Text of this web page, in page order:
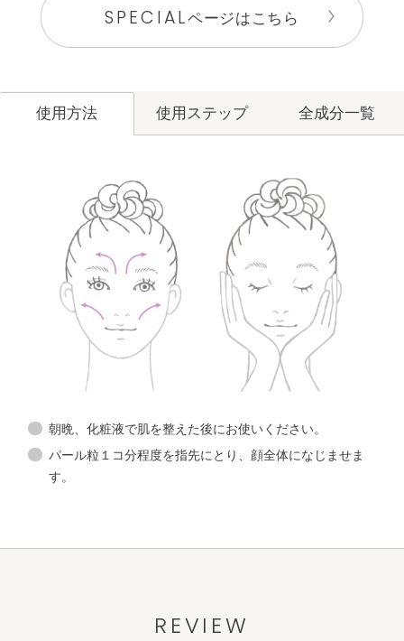
SPECIALページはこちら
使用方法
朝晩、化粧液で肌を整えた後にお使いください。
パール粒１コ分程度を指先にとり、顔全体になじませま
す。
使用ステップ
洗顔料
角層ケア 化粧水
化粧液
メイク落とし
洗顔料
角層ケア 化粧水
全成分一覧
REVIEW